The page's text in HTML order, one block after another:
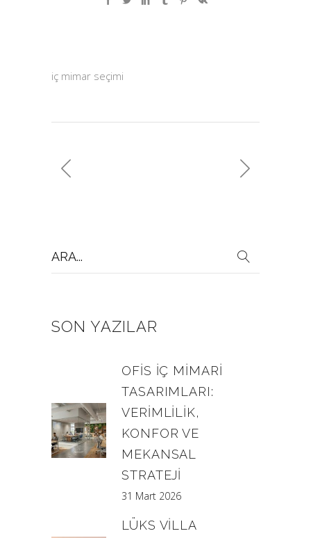
iç mimar seçimi
for:
SON YAZILAR
OFIS İÇ MIMARI
TASARIMLARI:
VERIMLILIK,
KONFOR VE
MEKANSAL
STRATEJI
31 Mart 2026
LÜKS VILLA